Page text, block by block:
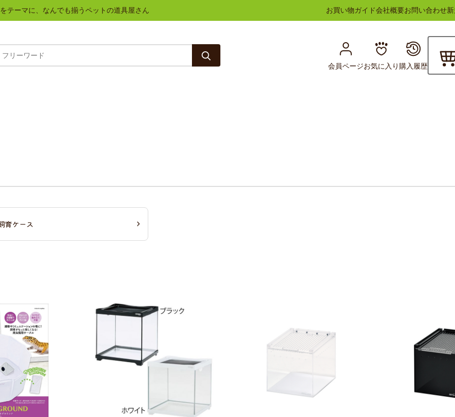
テーマに、なんでも揃うペットの道具屋さん お買い物ガイド会社概要お問い合わせ
会員ページお気に入り 購入履歴
育ケース